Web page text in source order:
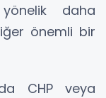
daha
önemli bir
CHP veya